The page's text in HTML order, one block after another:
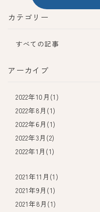
カテゴリー
すべての記事
アーカイブ
2022年10月(1)
2022年8月(1)
2022年6月(1)
2022年3月(2)
2022年1月(1)
2021年11月(1)
2021年9月(1)
2021年8月(1)